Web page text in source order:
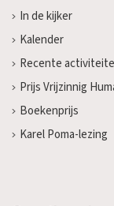
In de kijker
Kalender
Recente
Prijs Vrijzinnig
Boekenprijs
Karel Poma-lezing